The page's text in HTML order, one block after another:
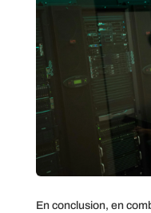
En conclusion, en